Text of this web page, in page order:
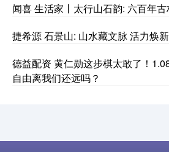
闻喜 生活家丨太行山石韵: 六百年
捷希源 石景山: 山水藏文脉 活力焕
德益配资 黄仁勋这步棋太敢了！
自由离我们还远吗？